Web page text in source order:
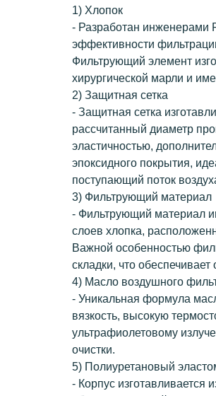
1) Хлопок
- Разработан инженерами
эффективности
Фильтрующий элемент
хирургической марли и
2) Защитная сетка
- Защитная сетка
рассчитанный диаметр
эластичностью,
эпоксидного покрытия,
поступающий поток
3) Фильтрующий материал
- Фильтрующий материал
слоев хлопка,
Важной особенностью
складки, что
4) Масло воздушного
- Уникальная формула
вязкость, высокую
ультрафиолетовому
очистки.
5) Полиуретановый
- Корпус изготавливается